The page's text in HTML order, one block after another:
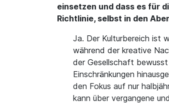
einsetzen und dass es für
Richtlinie, selbst in den
Ja. Der Kulturbereich ist
während der kreative
der Gesellschaft
Einschränkungen
den Fokus auf nur
kann über vergangene